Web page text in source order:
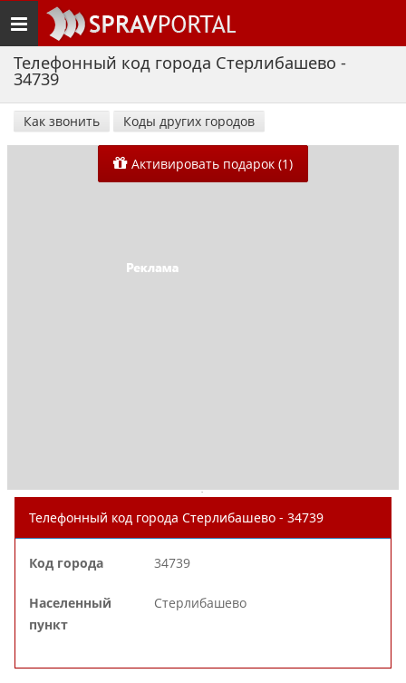
Toggle
navigation
Телефонный код города Стерлибашево -
34739
Как звонить Коды других городов
Активировать подарок (1)
.
Телефонный код города Стерлибашево - 34739
Код города 34739
Населенный
пункт
Стерлибашево